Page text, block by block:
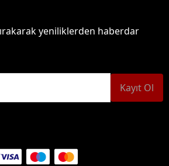
yeniliklerden haberdar
Kayıt Ol